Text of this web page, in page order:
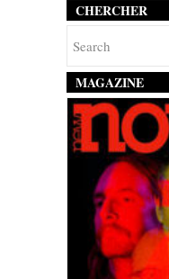
CHERCHER
MAGAZINE